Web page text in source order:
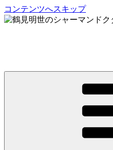
コンテンツへスキップ